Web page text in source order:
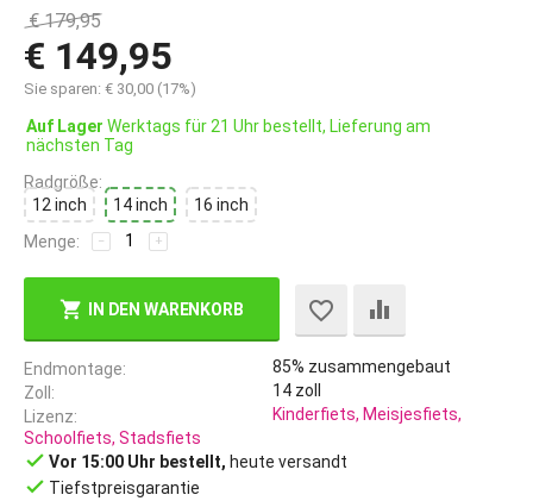
€179,95
€ 149,95
Sie sparen: € 30,00 (17%)
Auf Lager Werktags für 21 Uhr bestellt, Lieferung am
nächsten Tag
Radgröße:
12 inch
14 inch
16 inch
Menge:
+
−
IN DEN WARENKORB
Endmontage
85% zusammengebaut
Zoll
14 zoll
Lizenz
Kinderfiets, Meisjesfiets,
Schoolfiets, Stadsfiets
done Vor 15:00 Uhr bestellt, heute versandt
done Tiefstpreisgarantie